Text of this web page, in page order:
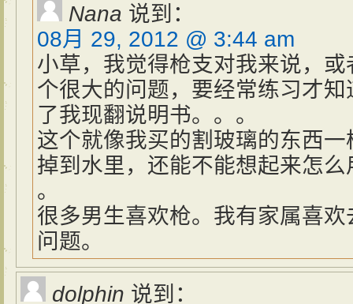
Nana 说到：
08月 29, 2012 @ 3:44 am
小草，我觉得枪支对我来说，
个很大的问题，要经常练习才
了我现翻说明书。。。
这个就像我买的割玻璃的东西
掉到水里，还能不能想起来怎
。
很多男生喜欢枪。我有家属喜
问题。
dolphin 说到：